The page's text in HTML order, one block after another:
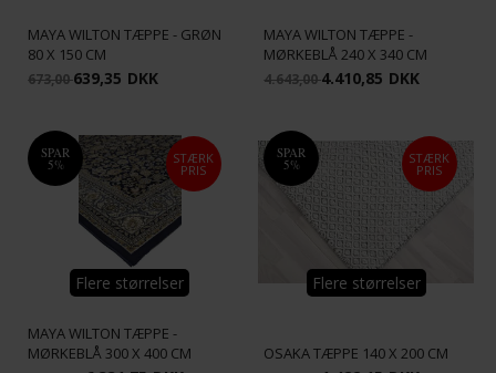
MAYA WILTON TÆPPE - GRØN
80 X 150 CM
673,00639,35 DKK
MAYA WILTON TÆPPE -
MØRKEBLÅ 240 X 340 CM
4.643,004.410,85 DKK
SPAR
5% STÆRK
PRIS
Flere størrelser
MAYA WILTON TÆPPE -
MØRKEBLÅ 300 X 400 CM
SPAR
5% STÆRK
PRIS
Flere størrelser
OSAKA TÆPPE 140 X 200 CM